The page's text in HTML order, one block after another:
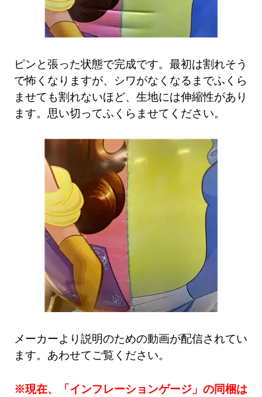
ピンと張った状態で完成です。最初は割れそう
で怖くなりますが、シワがなくなるまでふくら
ませても割れないほど、生地には伸縮性があり
ます。思い切ってふくらませてください。
メーカーより説明のための動画が配信されてい
ます。あわせてご覧ください。
※現在、「インフレーションゲージ」の同梱は